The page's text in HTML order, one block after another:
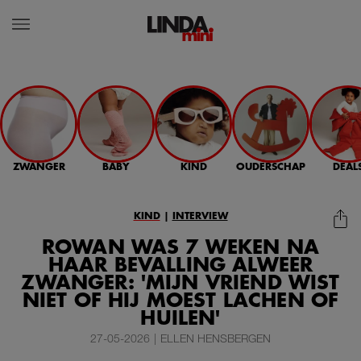
ZWANGER BABY KIND OUDERSCHAP
ROWAN WAS 7 WEKEN NA
HAAR BEVALLING ALWEER
ZWANGER: 'MIJN VRIEND WIST
NIET OF HIJ MOEST LACHEN OF
HUILEN'
KIND| INTERVIEW
27-05-2026 | ELLEN HENSBERGEN